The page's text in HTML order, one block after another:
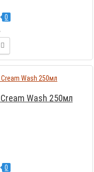
0
Wash 250мл
0